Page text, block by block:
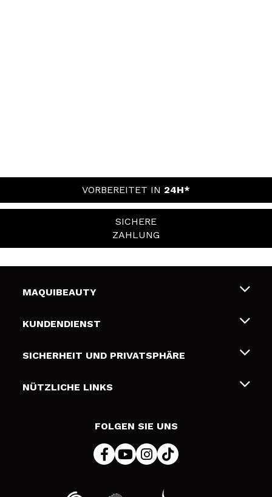
VORBEREITET IN 24H*
SICHERE
ZAHLUNG
MAQUIBEAUTY
Über uns
Geschenkkarten
KUNDENDIENST
Liefer- und Versandkosten
Zahlung
SICHERHEIT UND PRIVATSPHÄRE
Bedingungen und Datenschutz
NÜTZLICHE LINKS
FOLGEN SIE UNS